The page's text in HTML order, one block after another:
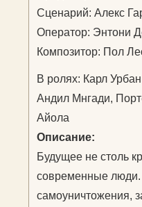
Сценарий: Алекс
Оператор: Энтони
Композитор: Пол
В ролях: Карл
Андил Мнгади,
Айола
Описание:
Будущее не столь
современные люди.
самоуничтожения,